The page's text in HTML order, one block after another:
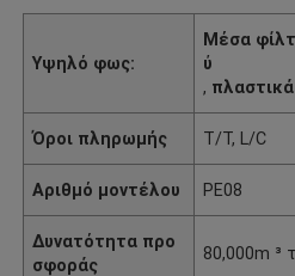
Υψηλό φως:
Μέσα
ύ
,
Όροι πληρωμής T/T, L/C
Αριθμό μοντέλου PE08
Δυνατότητα προ
σφοράς
80,000m ³